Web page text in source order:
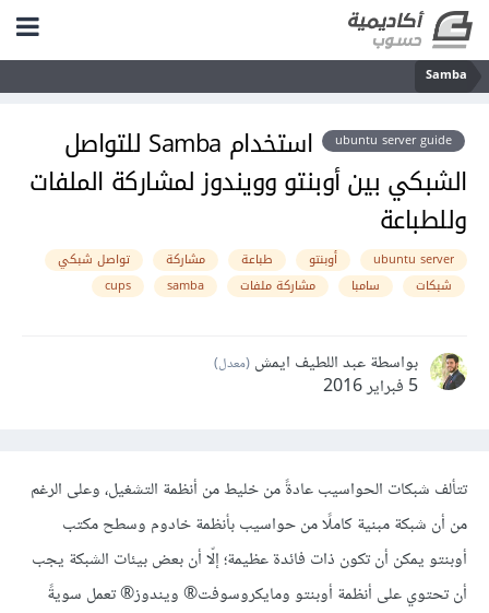
Samba
ubuntu server guide
استخدام Samba للتواصل
الشبكي بين أوبنتو وويندوز لمشاركة الملفات
وللطباعة
ubuntu server أوبنتو طباعة مشاركة
تواصل شبكي
شبكات
سامبا مشاركة ملفات samba
cups
بواسطة عبد اللطيف ايمش (معدل)
5 فبراير 2016
تتألف شبكات الحواسيب عادةً من خليط من أنظمة التشغيل، وعلى الرغم
من أن شبكة مبنية كاملًا من حواسيب بأنظمة خادوم وسطح مكتب
أوبنتو يمكن أن تكون ذات فائدة عظيمة؛ إلّا أن بعض بيئات الشبكة يجب
أن تحتوي على أنظمة أوبنتو ومايكروسوفت® ويندوز® تعمل سويةً